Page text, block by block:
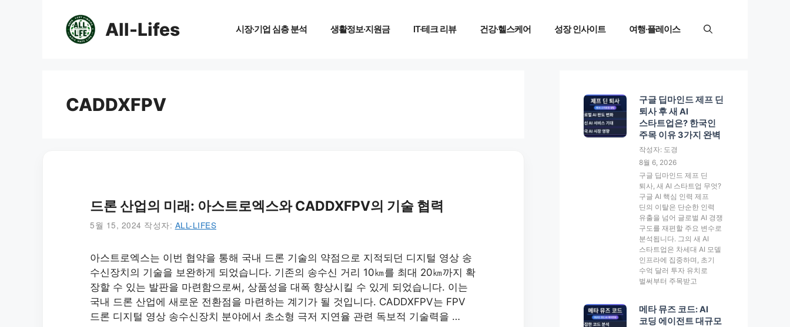
All-Lifes 시장·기업 심층 분석 생활정보·지원금 IT·테크 리뷰 건강·헬스케어 성장 인사이트 여행·플레이스
CADDXFPV
드론 산업의 미래: 아스트로엑스와 CADDXFPV의 기술 협력
5월 15, 2024 작성자: ALL-LIFES
아스트로엑스는 이번 협약을 통해 국내 드론 기술의 약점으로 지적되던 디지털 영상 송
수신장치의 기술을 보완하게 되었습니다. 기존의 송수신 거리 10㎞를 최대 20㎞까지 확
장할 수 있는 발판을 마련함으로써, 상품성을 대폭 향상시킬 수 있게 되었습니다. 이는
국내 드론 산업에 새로운 전환점을 마련하는 계기가 될 것입니다. CADDXFPV는 FPV
드론 디지털 영상 송수신장치 분야에서 초소형 극저 지연율 관련 독보적 기술력을 …
구글 딥마인드 제프 딘
퇴사 후 새 AI
스타트업은? 한국인
주목 이유 3가지 완벽
작성자: 도경
8월 6, 2026
구글 딥마인드 제프 딘
퇴사, 새 AI 스타트업 무엇?
구글 AI 핵심 인력 제프
딘의 이탈은 단순한 인력
유출을 넘어 글로벌 AI 경쟁
구도를 재편할 주요 변수로
분석됩니다. 그의 새 AI
스타트업은 차세대 AI 모델
인프라에 집중하며, 초기
수억 달러 투자 유치로
벌써부터 주목받고
메타 뮤즈 코드: AI
코딩 에이전트 대규모